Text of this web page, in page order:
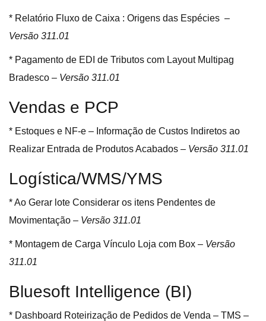
* Relatório Fluxo de Caixa : Origens das Espécies –
Versão 311.01
* Pagamento de EDI de Tributos com Layout Multipag
Bradesco – Versão 311.01
Vendas e PCP
* Estoques e NF-e – Informação de Custos Indiretos ao
Realizar Entrada de Produtos Acabados – Versão 311.01
Logística/WMS/YMS
* Ao Gerar lote Considerar os itens Pendentes de
Movimentação – Versão 311.01
* Montagem de Carga Vínculo Loja com Box – Versão
311.01
Bluesoft Intelligence (BI)
* Dashboard Roteirização de Pedidos de Venda – TMS –